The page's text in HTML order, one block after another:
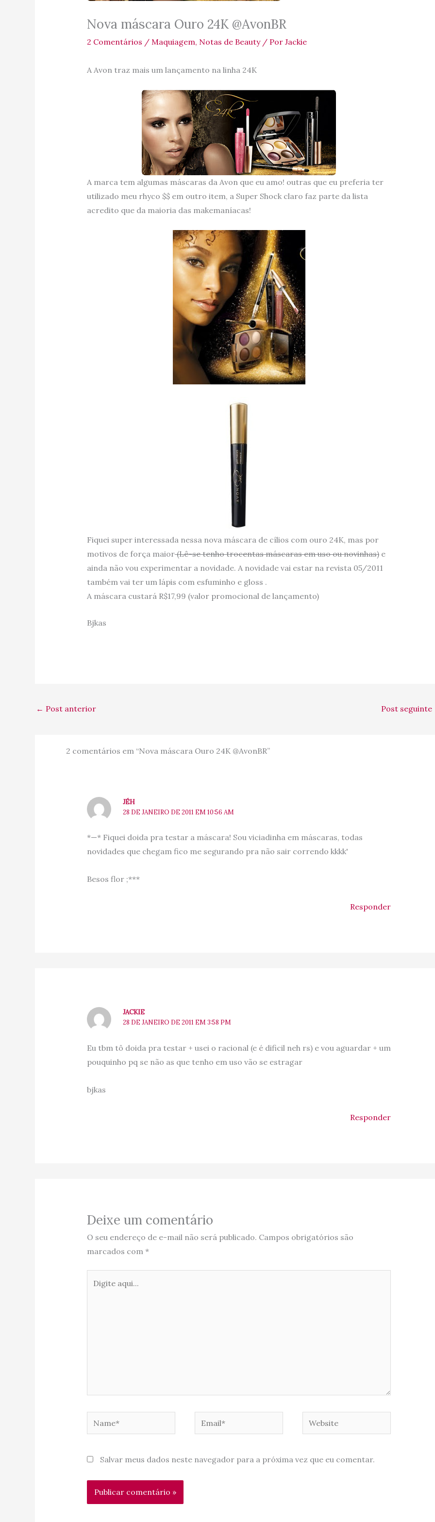
Nova máscara Ouro 24K @AvonBR
2 Comentários / Maquiagem, Notas de Beauty/ Por Jackie
A Avon traz mais um lançamento na linha 24K
A marca tem algumas máscaras da Avon que eu amo! outras que eu preferia ter
utilizado meu rhyco $$ em outro item, a Super Shock claro faz parte da lista
acredito que da maioria das makemaníacas!
Fiquei super interessada nessa nova máscara de cílios com ouro 24K, mas por
motivos de força maior(Lê-se tenho trocentas máscaras em uso ou novinhas)e
ainda não vou experimentar a novidade. A novidade vai estar na revista 05/2011
também vai ter um lápis com esfuminho e gloss .
A máscara custará R$17,99 (valor promocional de lançamento)
Bjkas
← Post anterior Post seguinte
2 comentários em “Nova máscara Ouro 24K @AvonBR”
JÉH
28 DE JANEIRO DE 2011 EM 10:56 AM
*—* Fiquei doida pra testar a máscara! Sou viciadinha em máscaras, todas
novidades que chegam fico me segurando pra não sair correndo kkkk'
Besos flor ;***
Responder
JACKIE
28 DE JANEIRO DE 2011 EM 3:58 PM
Eu tbm tô doida pra testar + usei o racional (e é dificil neh rs) e vou aguardar + um
pouquinho pq se não as que tenho em uso vão se estragar
bjkas
Responder
Deixe um comentário
O seu endereço de e-mail não será publicado. Campos obrigatórios são
marcados com *
aqui...
Website
Salvar meus dados neste navegador para a próxima vez que eu comentar.